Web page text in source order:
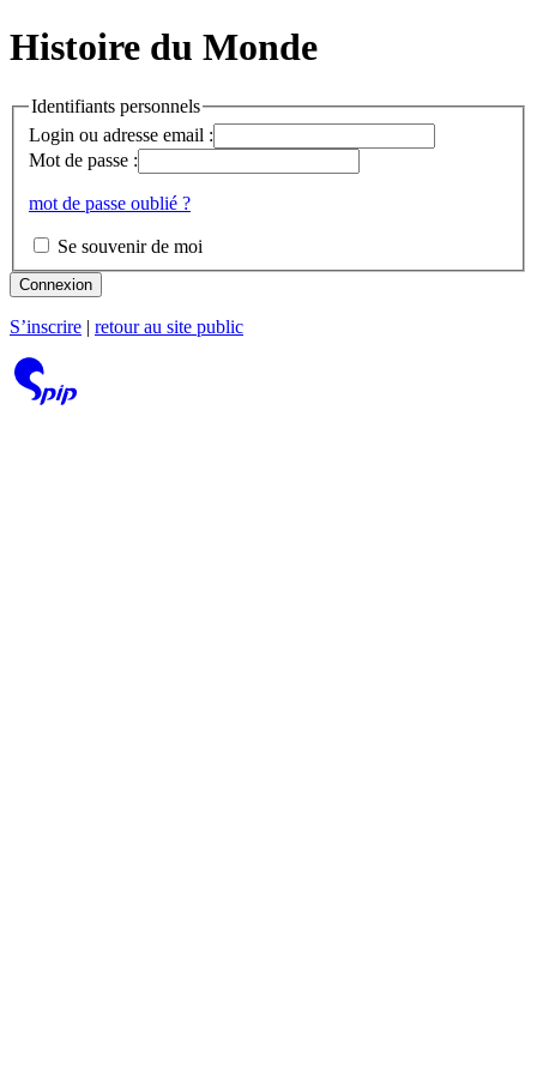
Histoire du Monde
Identifiants personnels
Login ou adresse email :
Mot de passe :
mot de passe oublié ?
Se souvenir de moi
Connexion
S’inscrire retour au site public